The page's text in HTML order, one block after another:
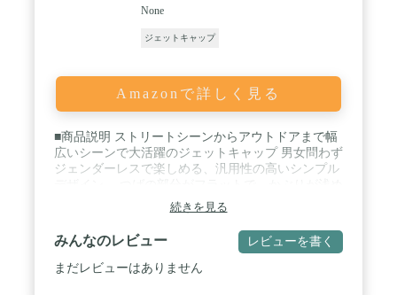
None
ジェットキャップ
Amazonで詳しく見る
■商品説明 ストリートシーンからアウトドアまで幅
広いシーンで大活躍のジェットキャップ 男女問わず
ジェンダーレスで楽しめる、汎用性の高いシンプル
の5パネルデザインが特徴です。 軽量でソフトな風
合いが魅力的。 / ■サイズ フリー（55 cm～60 cm）
樹脂アジャスター調整 / ■素材 ナイロン100％ タス
ラン加工生地
続きを見る
みんなのレビュー レビューを書く
まだレビューはありません